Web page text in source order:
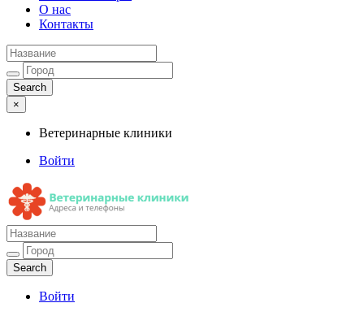
О нас
Контакты
×
Ветеринарные клиники
Войти
Ветеринарные клиники
Адреса и телефоны
Войти